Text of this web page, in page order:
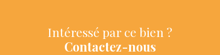
Intéressé par ce bien ?
Contactez-nous